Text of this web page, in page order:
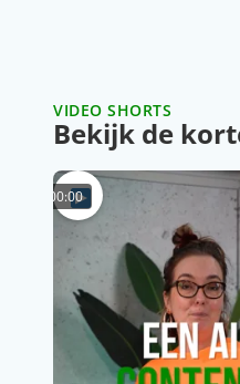
VIDEO SHORTS
Bekijk de
00:00